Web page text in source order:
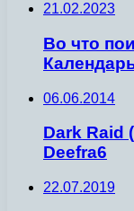
21.02.2023
Во что
06.06.2014
Dark Raid
Deefra6
22.07.2019